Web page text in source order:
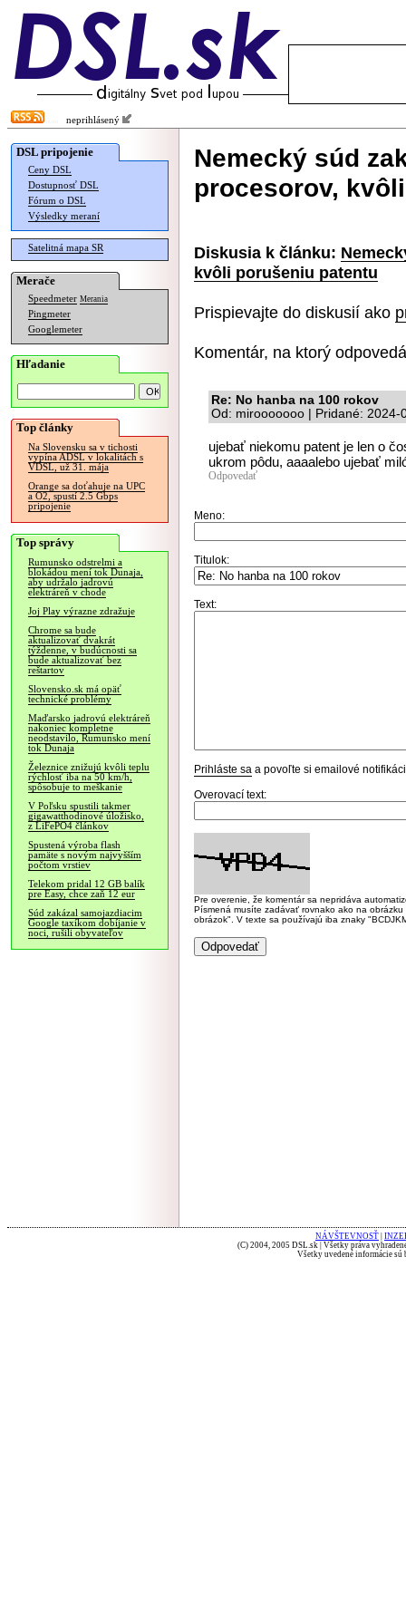
neprihlásený
DSL pripojenie
Ceny DSL
Dostupnosť DSL
Fórum o DSL
Výsledky meraní
Satelitná mapa SR
Merače
Speedmeter Merania
Pingmeter
Googlemeter
Hľadanie
Top články
Na Slovensku sa v tichosti
vypína ADSL v lokalitách s
VDSL, už 31. mája
Orange sa doťahuje na UPC
a O2, spustí 2.5 Gbps
pripojenie
Top správy
Rumunsko odstrelmi a
blokádou mení tok Dunaja,
aby udržalo jadrovú
elektráreň v chode
Joj Play výrazne zdražuje
Chrome sa bude
aktualizovať dvakrát
týždenne, v budúcnosti sa
bude aktualizovať bez
reštartov
Slovensko.sk má opäť
technické problémy
Maďarsko jadrovú elektráreň
nakoniec kompletne
neodstavilo, Rumunsko mení
tok Dunaja
Železnice znižujú kvôli teplu
rýchlosť iba na 50 km/h,
spôsobuje to meškanie
V Poľsku spustili takmer
gigawatthodinové úložisko,
z LiFePO4 článkov
Spustená výroba flash
pamäte s novým najvyšším
počtom vrstiev
Telekom pridal 12 GB balík
pre Easy, chce zaň 12 eur
Súd zakázal samojazdiacim
Google taxíkom dobíjanie v
noci, rušili obyvateľov
Nemecký súd
procesorov,
Diskusia k článku:
kvôli porušeniu patentu
Prispievajte do diskusií ako
Komentár, na ktorý
Re: No hanba na 100 rokov
Od: mirooooooo | Pridané: 2024-
ujebať niekomu patent je len o
ukrom pôdu, aaaalebo ujebať
Odpovedať
Meno:
Titulok:
Text:
Prihláste sa a povoľte si emailové
Overovací text:
Pre overenie, že komentár sa nepridáva
Písmená musíte zadávať rovnako ako na
obrázok". V texte sa používajú iba znaky
NÁVŠTEVNOSŤ
(C) 2004, 2005 DSL.sk | Všetky práva
Všetky uvedené informácie sú